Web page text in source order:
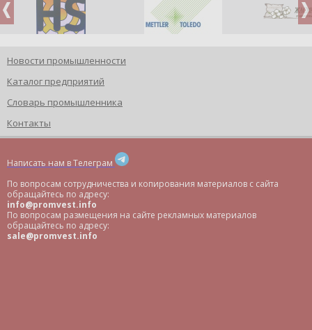
Новости промышленности
Каталог предприятий
Словарь промышленника
Контакты
Написать нам в Телеграм
По вопросам сотрудничества и копирования материалов с сайта
обращайтесь по адресу:
info@promvest.info
По вопросам размещения на сайте рекламных материалов
обращайтесь по адресу:
sale@promvest.info